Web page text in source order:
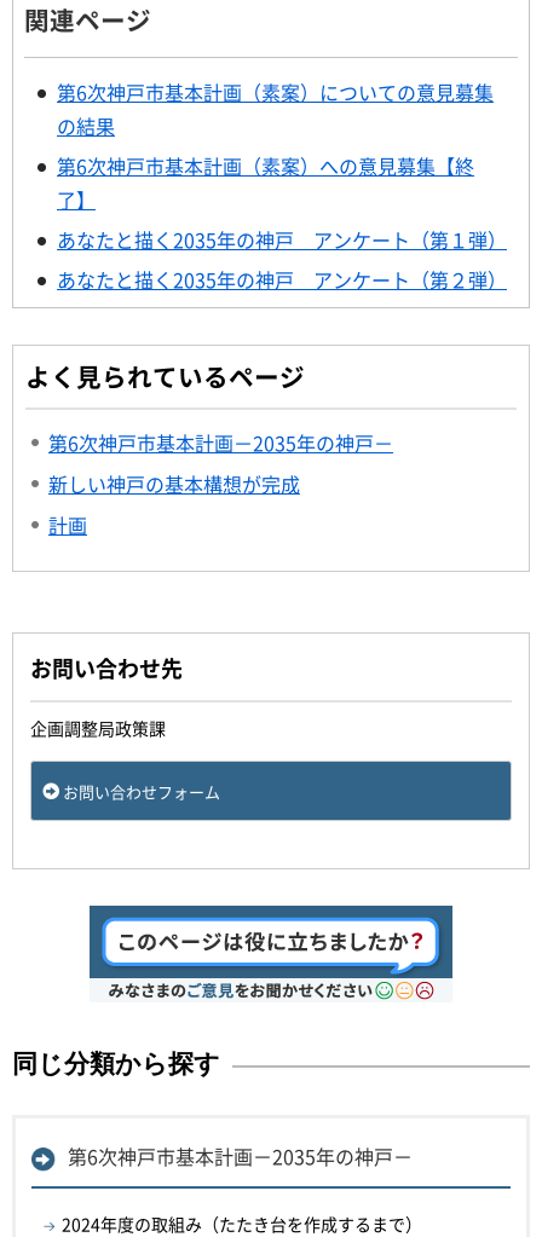
関連ページ
第6次神戸市基本計画（素案）についての意見募集
の結果
第6次神戸市基本計画（素案）への意見募集【終
了】
あなたと描く2035年の神戸 アンケート（第１弾）
あなたと描く2035年の神戸 アンケート（第２弾）
よく見られているページ
第6次神戸市基本計画－2035年の神戸－
新しい神戸の基本構想が完成
計画
お問い合わせ先
企画調整局政策課
お問い合わせフォーム
同じ分類から探す
第6次神戸市基本計画－2035年の神戸－
2024年度の取組み（たたき台を作成するまで）